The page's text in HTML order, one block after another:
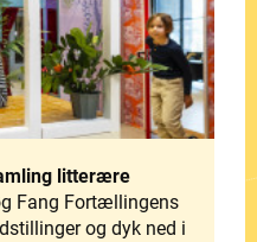
litterære
Fang Fortællingens
og dyk ned i